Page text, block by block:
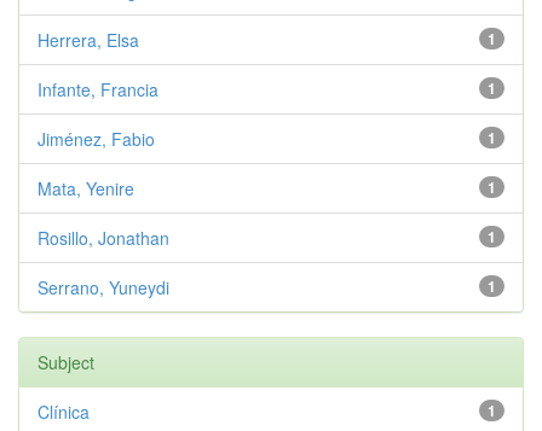
1
Herrera, Elsa
1
Infante, Francia
1
Jiménez, Fabio
1
Mata, Yenire
1
Rosillo, Jonathan
1
Serrano, Yuneydi
Subject
1
Clínica